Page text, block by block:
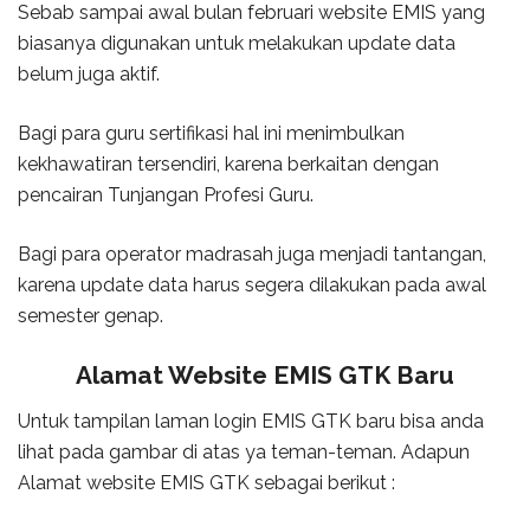
Sebab sampai awal bulan februari website EMIS yang
biasanya digunakan untuk melakukan update data
belum juga aktif.
Bagi para guru sertifikasi hal ini menimbulkan
kekhawatiran tersendiri, karena berkaitan dengan
pencairan Tunjangan Profesi Guru.
Bagi para operator madrasah juga menjadi tantangan,
karena update data harus segera dilakukan pada awal
semester genap.
Alamat Website EMIS GTK Baru
Untuk tampilan laman login EMIS GTK baru bisa anda
lihat pada gambar di atas ya teman-teman. Adapun
Alamat website EMIS GTK sebagai berikut :